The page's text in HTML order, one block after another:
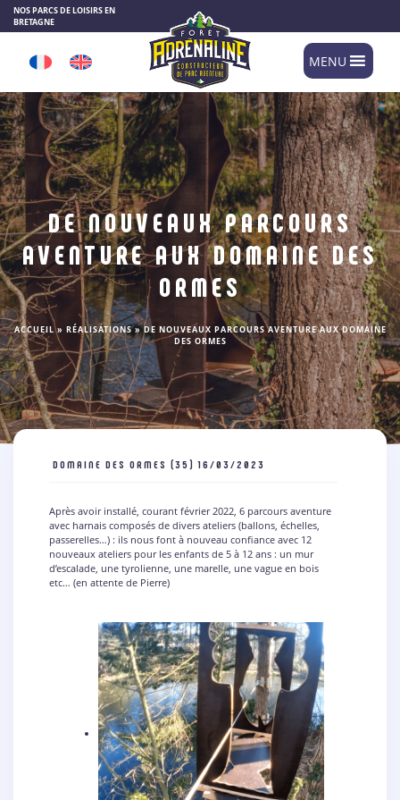
NOS PARCS DE LOISIRS EN
BRETAGNE
MENU
DE NOUVEAUX PARCOURS
AVENTURE AUX DOMAINE DES
ORMES
ACCUEIL» RÉALISATIONS»DE NOUVEAUX PARCOURS AVENTURE AUX DOMAINE
DES ORMES
DOMAINE DES ORMES (35) 16/03/2023
Après avoir installé, courant février 2022, 6 parcours aventure
avec harnais composés de divers ateliers (ballons, échelles,
passerelles…) : ils nous font à nouveau confiance avec 12
nouveaux ateliers pour les enfants de 5 à 12 ans : un mur
d’escalade, une tyrolienne, une marelle, une vague en bois
etc… (en attente de Pierre)
Panneau de gestion des cookies